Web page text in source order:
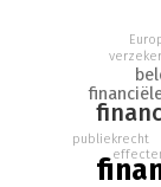
voorbeelden
activiteiten
gereguleerd.
de nodige
rechtspraak en
lezers die dat
publiekrecht